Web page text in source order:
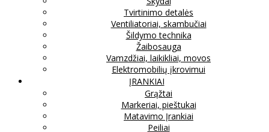
Tvirtinimo detalės
Ventiliatoriai, skambučiai
Šildymo technika
Žaibosauga
Vamzdžiai, laikikliai, movos
Elektromobilių įkrovimui
ĮRANKIAI
Grąžtai
Markeriai, pieštukai
Matavimo Įrankiai
Peiliai